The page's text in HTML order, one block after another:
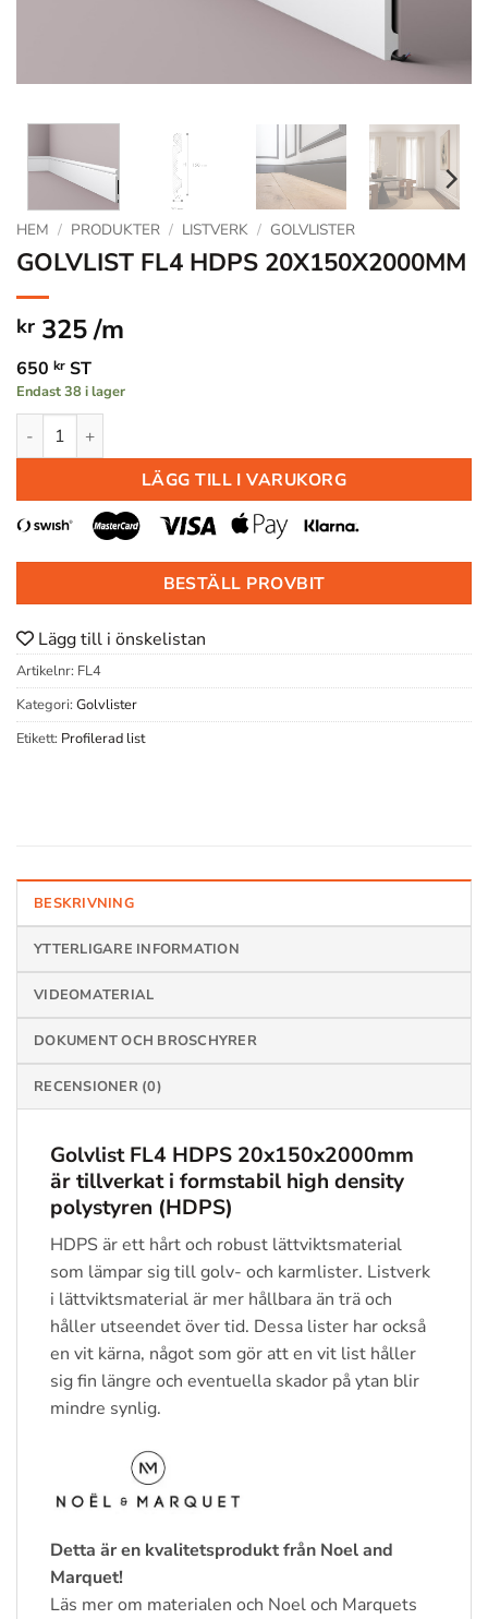
HEM / PRODUKTER / LISTVERK / GOLVLISTER
GOLVLIST FL4 HDPS 20X150X2000MM
kr 325 /m
650 kr ST
Endast 38 i lager
GOLVLIST FL4 HDPS 20X150X2000MM mängd
LÄGG TILL I VARUKORG
BESTÄLL PROVBIT
Lägg till i önskelistan
Artikelnr: FL4
Kategori: Golvlister
Etikett: Profilerad list
BESKRIVNING
YTTERLIGARE INFORMATION
VIDEOMATERIAL
DOKUMENT OCH BROSCHYRER
RECENSIONER (0)
Golvlist FL4 HDPS 20x150x2000mm
är tillverkat i formstabil high density
polystyren (HDPS)
HDPS är ett hårt och robust lättviktsmaterial
som lämpar sig till golv- och karmlister. Listverk
i lättviktsmaterial är mer hållbara än trä och
håller utseendet över tid. Dessa lister har också
en vit kärna, något som gör att en vit list håller
sig fin längre och eventuella skador på ytan blir
mindre synlig.
Detta är en kvalitetsprodukt från Noel and
Marquet!
Läs mer om materialen och Noel och Marquets